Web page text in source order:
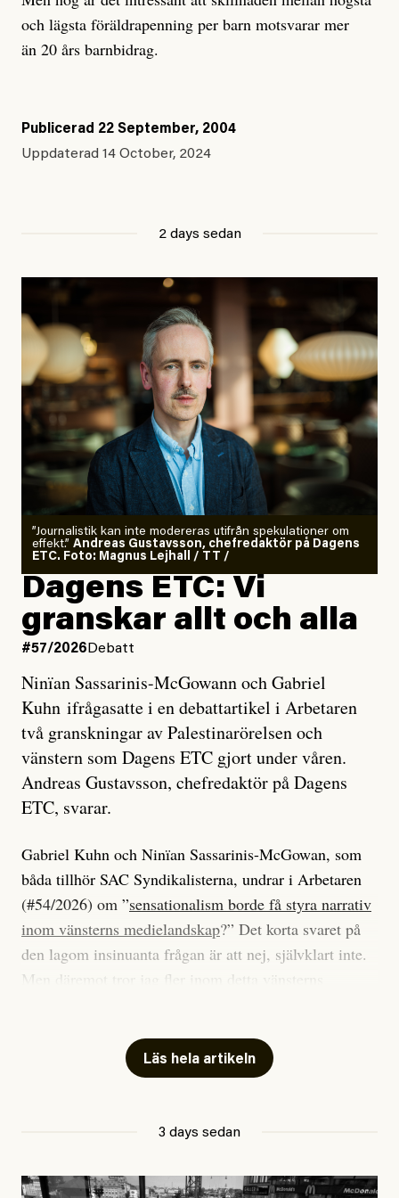
och lägsta föräldrapenning per barn motsvarar mer
än 20 års barnbidrag.
Publicerad 22 September, 2004
Uppdaterad 14 October, 2024
2 days sedan
”Journalistik kan inte modereras utifrån spekulationer om
effekt.” Andreas Gustavsson, chefredaktör på Dagens
ETC. Foto: Magnus Lejhall / TT /
Dagens ETC: Vi
granskar allt och alla
#57/2026 Debatt
Ninïan Sassarinis-McGowann och Gabriel
Kuhn ifrågasatte i en debattartikel i Arbetaren
två granskningar av Palestinarörelsen och
vänstern som Dagens ETC gjort under våren.
Andreas Gustavsson, chefredaktör på Dagens
ETC, svarar.
Gabriel Kuhn och Ninïan Sassarinis-McGowan, som
båda tillhör SAC Syndikalisterna, undrar i Arbetaren
(#54/2026) om ”sensationalism borde få styra narrativ
inom vänsterns medielandskap?” Det korta svaret på
den lagom insinuanta frågan är att nej, självklart inte.
Men däremot tror jag fler inom detta vänsterns
journalistik som vänder sig till många snarare än att
jaga inbördes beundran. Det har i alla fall fungerat för
McGowan riktar sin kritik mot.
Läs hela artikeln
3 days sedan